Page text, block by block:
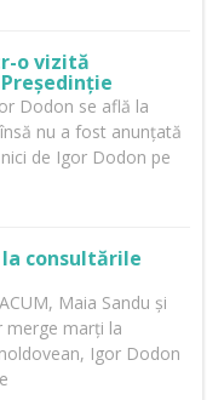
o vizită
Dodon se află la
nu a fost anunțată
de Igor Dodon pe
consultările
Maia Sandu și
merge marți la
Igor Dodon